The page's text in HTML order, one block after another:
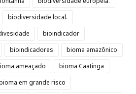
biodiversidade local.
bioindicador
bioindicadores
bioma amazônico
ameaçado
bioma Caatinga
em grande risco